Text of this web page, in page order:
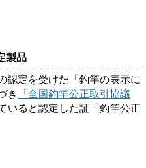
製品
認定を受けた「釣竿の表示に
き
「全国釣竿公正取引協議
いると認定した証「釣竿公正